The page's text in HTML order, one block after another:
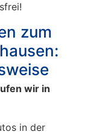
zum
wir in
in der